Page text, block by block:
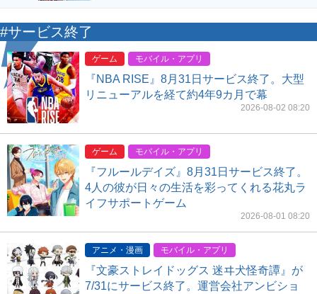
#サービス終了
ゲーム モバイル・アプリ
『NBA RISE』8月31日サービス終了。大型
リニューアルを経て約4年9カ月で幕
2026-08-02 08:20
ゲーム モバイル・アプリ
『フルールデイズ』8月31日サービス終了。
4人の彼が日々の生活を彩ってくれる花丸ラ
イフサポートゲーム
2026-08-01 08:20
アニメ・漫画 モバイル・アプリ
『文豪ストレイドッグス 迷ヰ犬怪奇譚』が
7/31にサービス終了。運営会社アンビショ